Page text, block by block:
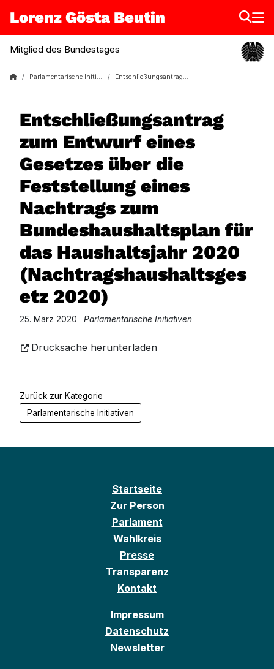
Lorenz Gösta Beutin
Mitglied des Bundestages
Lorenz Gösta Beutin
Parlamentarische Initiativen Entschließungsantrag zum Entwurf eines Gesetzes über die Feststellung eines Nachtrags zum Bundeshaushaltsplan für das Haushaltsjahr 2020 (Nachtragshaushaltsgesetz 2020)
Entschließungsantrag
zum Entwurf eines
Gesetzes über die
Feststellung eines
Nachtrags zum
Bundeshaushaltsplan für
das Haushaltsjahr 2020
(Nachtragshaushaltsges
etz 2020)
25. März 2020 Parlamentarische Initiativen
Drucksache herunterladen
Zurück zur Kategorie
Parlamentarische Initiativen
Startseite
Zur Person
Parlament
Wahlkreis
Presse
Transparenz
Kontakt
Impressum
Datenschutz
Newsletter